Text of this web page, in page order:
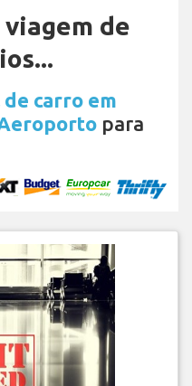
de
carro em
para